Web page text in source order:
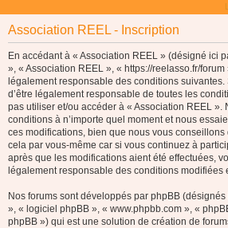
Association REEL - Inscription
En accédant à « Association REEL » (désigné ici
», « Association REEL », « https://reelasso.fr/forum
légalement responsable des conditions suivantes.
d’être légalement responsable de toutes les
pas utiliser et/ou accéder à « Association REEL ».
conditions à n’importe quel moment et nous
ces modifications, bien que nous vous
cela par vous-même car si vous continuez à
après que les modifications aient été effectuées,
légalement responsable des conditions modifiées
Nos forums sont développés par phpBB
», « logiciel phpBB », « www.phpbb.com », «
phpBB ») qui est une solution de création de